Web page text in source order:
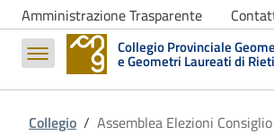
Amministrazione Trasparente
Collegio Provinciale
e Geometri Laureati di Rieti
Formazione
Pagamenti
Collegio / Assemblea Elezioni